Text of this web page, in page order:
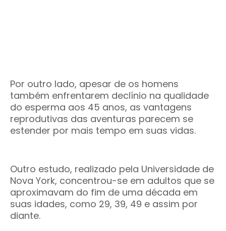
Por outro lado, apesar de os homens
também enfrentarem declínio na qualidade
do esperma aos 45 anos, as vantagens
reprodutivas das aventuras parecem se
estender por mais tempo em suas vidas.
Outro estudo, realizado pela Universidade de
Nova York, concentrou-se em adultos que se
aproximavam do fim de uma década em
suas idades, como 29, 39, 49 e assim por
diante.